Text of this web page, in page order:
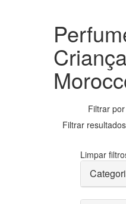
Filtrar por
Filtrar
Limpar